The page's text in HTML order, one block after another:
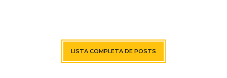
LISTA COMPLETA DE POSTS